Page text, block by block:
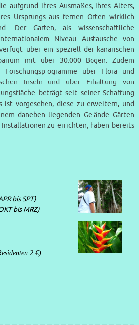
aufgrund ihres Ausmaßes, ihres Alters,
Ursprungs aus fernen Orten wirklich
Der Garten, als wissenschaftliche
Niveau Austausche von
über ein speziell der kanarischen
mit über 30.000 Bögen. Zudem
über Flora und
Inseln und über Erhaltung von
beträgt seit seiner Schaffung
ist vorgesehen, diese zu erweitern, und
daneben liegenden Gelände Gärten
zu errichten, haben bereits
bis SPT)
bis MRZ)
2 €)